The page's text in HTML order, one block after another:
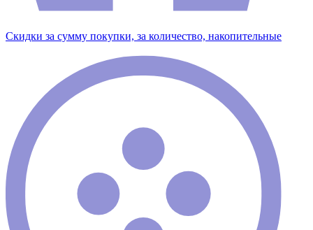
Скидки за сумму покупки, за количество, накопительные